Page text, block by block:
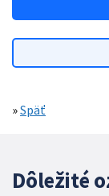
»Späť
Dôležité